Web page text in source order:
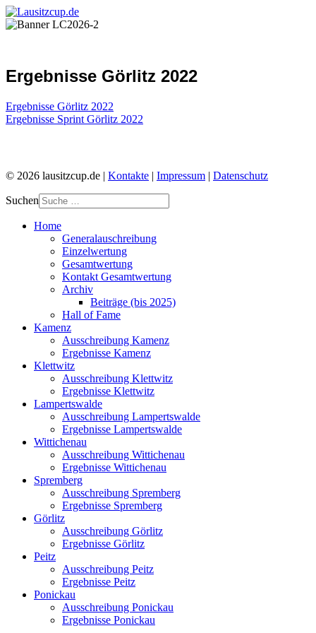
Ergebnisse Görlitz 2022
Ergebnisse Görlitz 2022
Ergebnisse Sprint Görlitz 2022
© 2026 lausitzcup.de | Kontakte | Impressum | Datenschutz
Suchen
Home
Generalauschreibung
Einzelwertung
Gesamtwertung
Kontakt Gesamtwertung
Archiv
Beiträge (bis 2025)
Hall of Fame
Kamenz
Ausschreibung Kamenz
Ergebnisse Kamenz
Klettwitz
Ausschreibung Klettwitz
Ergebnisse Klettwitz
Lampertswalde
Ausschreibung Lampertswalde
Ergebnisse Lampertswalde
Wittichenau
Ausschreibung Wittichenau
Ergebnisse Wittichenau
Spremberg
Ausschreibung Spremberg
Ergebnisse Spremberg
Görlitz
Ausschreibung Görlitz
Ergebnisse Görlitz
Peitz
Ausschreibung Peitz
Ergebnisse Peitz
Ponickau
Ausschreibung Ponickau
Ergebnisse Ponickau